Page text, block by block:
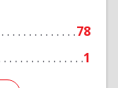
78
1
Подробнее